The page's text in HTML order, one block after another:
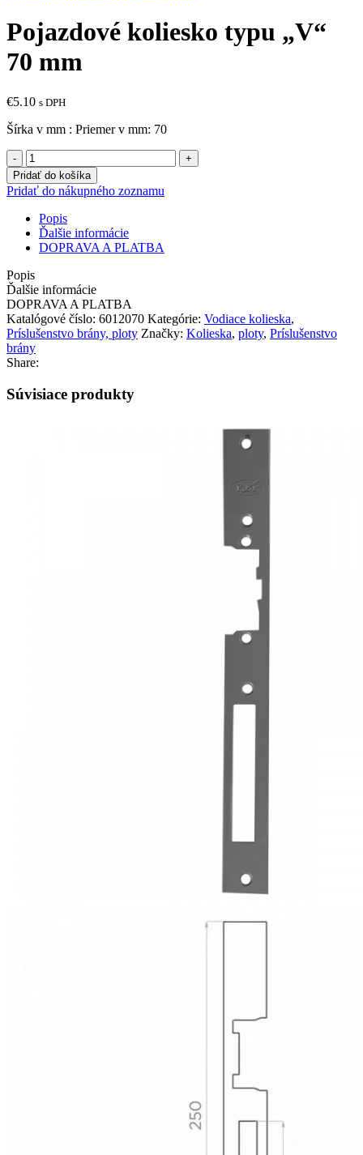
Pojazdové koliesko typu „V“
70 mm
€5.10 s DPH
Šírka v mm : Priemer v mm: 70
množstvo
Pojazdové
koliesko
typu
"V"
70
mm
Pridať do košíka
Pridať do nákupného zoznamu
Popis
Ďalšie informácie
DOPRAVA A PLATBA
Popis
Ďalšie informácie
DOPRAVA A PLATBA
Katalógové číslo: 6012070 Kategórie: Vodiace kolieska,
Príslušenstvo brány, ploty Značky: Kolieska, ploty, Príslušenstvo
brány
Share:
Súvisiace produkty